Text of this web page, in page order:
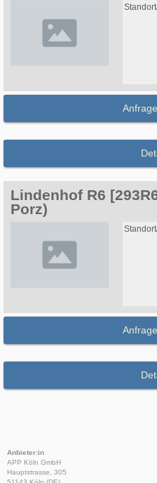
Lindenhof R6
Porz)
Anbieter:in
APP Köln GmbH
Hauptstrasse, 305